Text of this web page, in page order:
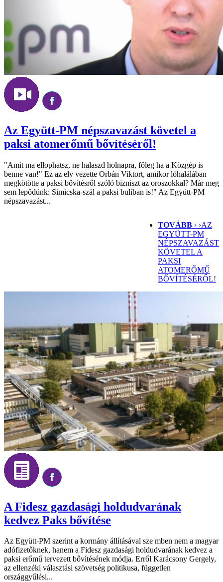
Az Együtt-PM népszavazást követel a
paksi atomerőmű bővítéséről!
"Amit ma ellophatsz, ne halaszd holnapra, főleg ha a Közgép is
benne van!" Ez az elv vezette Orbán Viktort, amikor lóhalálában
megkötötte a paksi bővítésről szóló bizniszt az oroszokkal? Már meg
sem lepődünk: Simicska-szál a paksi buliban is!" Az Együtt-PM
népszavazást...
TOVÁBB › ›AZ
EGYÜTT-PM
NÉPSZAVAZÁST
KÖVETEL A
PAKSI
ATOMERŐMŰ
BŐVÍTÉSÉRŐL!
A Fidesz gazdasági holdudvarának
kedvez Paks bővítése
Az Együtt-PM szerint a kormány állításával sze mben nem a magyar
adófizetőknek, hanem a Fidesz gazdasági holdudvarának kedvez a
paksi erőmű tervezett bővítésének módja. Erről Karácsony Gergely,
az ellenzéki választási szövetség politikusa, független
országgyűlési...